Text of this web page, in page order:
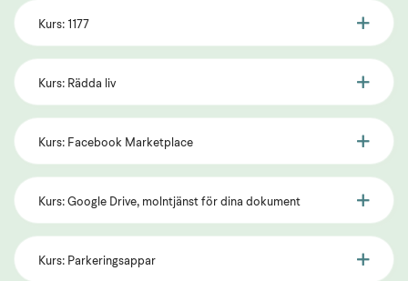
Kurs: 1177
Kurs: Rädda liv
Kurs: Facebook Marketplace
Kurs: Google Drive, molntjänst för dina dokument
Kurs: Parkeringsappar